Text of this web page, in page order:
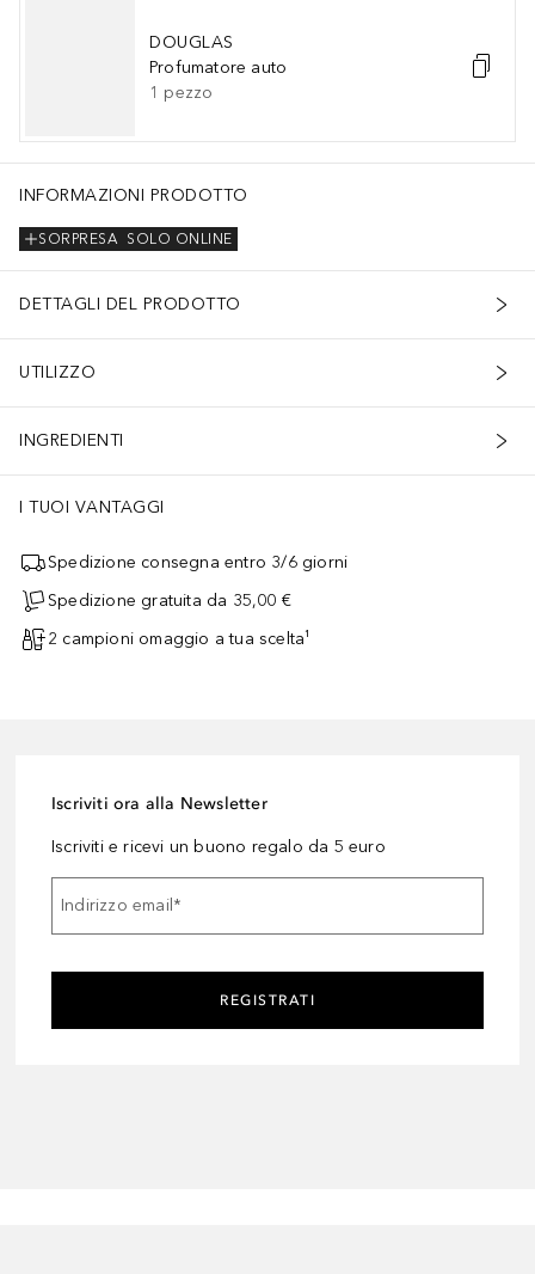
DOUGLAS
Profumatore auto
1 pezzo
INFORMAZIONI PRODOTTO
SOLO ONLINE
SORPRESA
DETTAGLI DEL PRODOTTO
UTILIZZO
INGREDIENTI
I TUOI VANTAGGI
Spedizione consegna entro 3/6 giorni
Spedizione gratuita da 35,00 €
2 campioni omaggio a tua scelta¹
Iscriviti ora alla Newsletter
Iscriviti e ricevi un buono regalo da 5 euro
Indirizzo email*
REGISTRATI